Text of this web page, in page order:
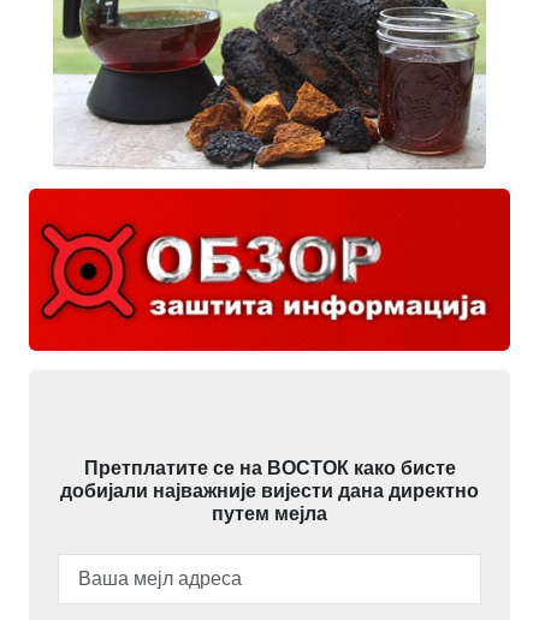
Претплатите се на ВОСТОК како бисте
добијали најважније вијести дана директно
путем мејла